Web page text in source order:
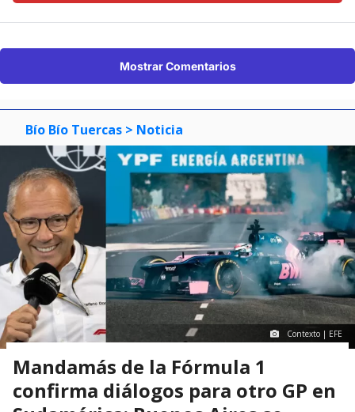
Mostrar Comentarios
Bío Bío Tuercas > Noticia
Contexto | EFE
Mandamás de la Fórmula 1
confirma diálogos para otro GP en